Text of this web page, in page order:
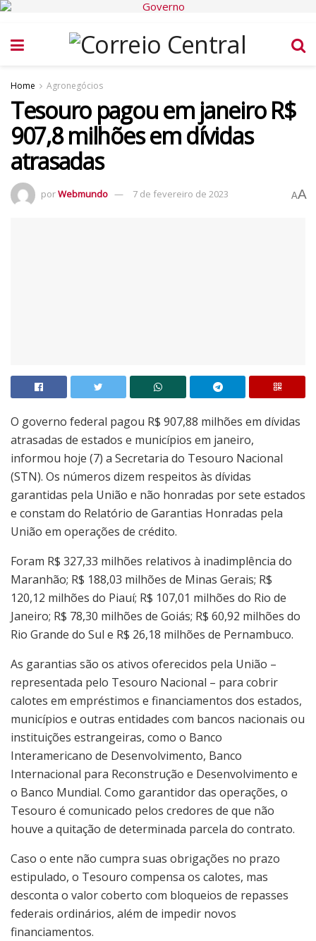
Home Agronegócios
Tesouro pagou em janeiro R$
907,8 milhões em dívidas
atrasadas
porWebmundo 7 de fevereiro de 2023 AA
O governo federal pagou R$ 907,88 milhões em dívidas
atrasadas de estados e municípios em janeiro,
informou hoje (7) a Secretaria do Tesouro Nacional
(STN). Os números dizem respeitos às dívidas
garantidas pela União e não honradas por sete estados
e constam do Relatório de Garantias Honradas pela
União em operações de crédito.
Foram R$ 327,33 milhões relativos à inadimplência do
Maranhão; R$ 188,03 milhões de Minas Gerais; R$
120,12 milhões do Piauí; R$ 107,01 milhões do Rio de
Janeiro; R$ 78,30 milhões de Goiás; R$ 60,92 milhões do
Rio Grande do Sul e R$ 26,18 milhões de Pernambuco.
As garantias são os ativos oferecidos pela União –
representada pelo Tesouro Nacional – para cobrir
calotes em empréstimos e financiamentos dos estados,
municípios e outras entidades com bancos nacionais ou
instituições estrangeiras, como o Banco
Interamericano de Desenvolvimento, Banco
Internacional para Reconstrução e Desenvolvimento e
o Banco Mundial. Como garantidor das operações, o
Tesouro é comunicado pelos credores de que não
houve a quitação de determinada parcela do contrato.
Caso o ente não cumpra suas obrigações no prazo
estipulado, o Tesouro compensa os calotes, mas
desconta o valor coberto com bloqueios de repasses
federais ordinários, além de impedir novos
financiamentos.